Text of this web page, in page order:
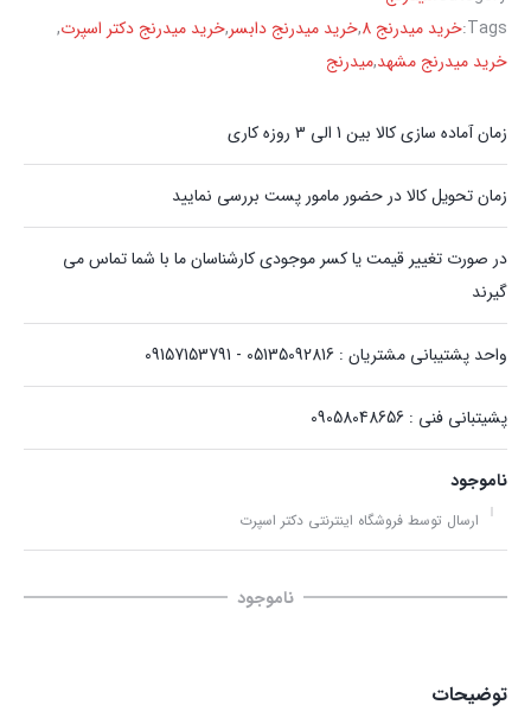
Tags: خرید میدرنج 8 ,خرید میدرنج دابسر,خرید میدرنج دکتر اسپرت,
خرید میدرنج مشهد,میدرنج
زمان آماده سازی کالا بین 1 الی 3 روزه کاری
زمان تحویل کالا در حضور مامور پست بررسی نمایید
در صورت تغییر قیمت یا کسر موجودی کارشناسان ما با شما تماس می
گیرند
واحد پشتیبانی مشتریان : 05135092816 - 09157153791
پشیتبانی فنی : 09058048656
ناموجود
ارسال توسط فروشگاه اینترنتی دکتر اسپرت
ناموجود
توضیحات